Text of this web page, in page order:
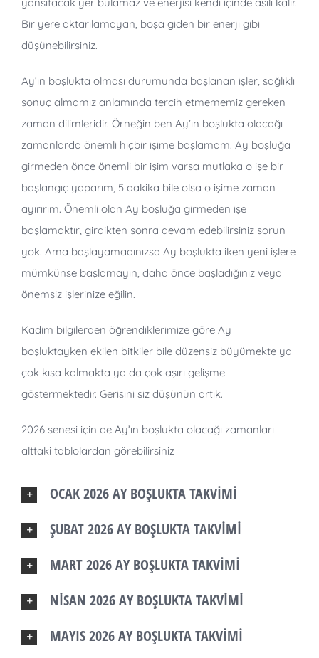
Bir yere aktarılamayan, boşa giden bir enerji gibi
düşünebilirsiniz.
Ay’ın boşlukta olması durumunda başlanan işler, sağlıklı
sonuç almamız anlamında tercih etmememiz gereken
zaman dilimleridir. Örneğin ben Ay’ın boşlukta olacağı
zamanlarda önemli hiçbir işime başlamam. Ay boşluğa
girmeden önce önemli bir işim varsa mutlaka o işe bir
başlangıç yaparım, 5 dakika bile olsa o işime zaman
ayırırım. Önemli olan Ay boşluğa girmeden işe
başlamaktır, girdikten sonra devam edebilirsiniz sorun
yok. Ama başlayamadınızsa Ay boşlukta iken yeni işlere
mümkünse başlamayın, daha önce başladığınız veya
önemsiz işlerinize eğilin.
Kadim bilgilerden öğrendiklerimize göre Ay
boşluktayken ekilen bitkiler bile düzensiz büyümekte ya
çok kısa kalmakta ya da çok aşırı gelişme
göstermektedir. Gerisini siz düşünün artık.
2026 senesi için de Ay’ın boşlukta olacağı zamanları
alttaki tablolardan görebilirsiniz
OCAK 2026 AY BOŞLUKTA TAKVİMİ
ŞUBAT 2026 AY BOŞLUKTA TAKVİMİ
MART 2026 AY BOŞLUKTA TAKVİMİ
NİSAN 2026 AY BOŞLUKTA TAKVİMİ
MAYIS 2026 AY BOŞLUKTA TAKVİMİ